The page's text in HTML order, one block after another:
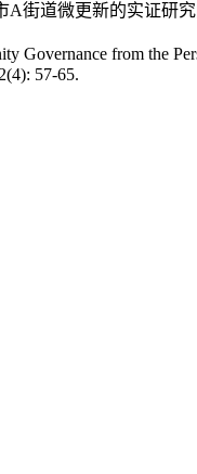
道微更新的实证研究
Governance from the
57-65.